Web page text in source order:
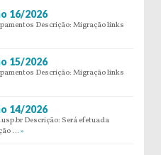
16/2026
Descrição: Migração links
15/2026
Descrição: Migração links
14/2026
Descrição: Será efetuada
… »